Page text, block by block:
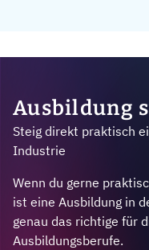
Ausbildung
Steig direkt praktisch
Industrie
Wenn du gerne
ist eine Ausbildung in
genau das richtige für
Ausbildungsberufe.